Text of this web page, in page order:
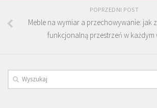
POPRZEDNI POST
Meble na wymiar a przechowywanie: jak
funkcjonalną przestrzeń w każdym